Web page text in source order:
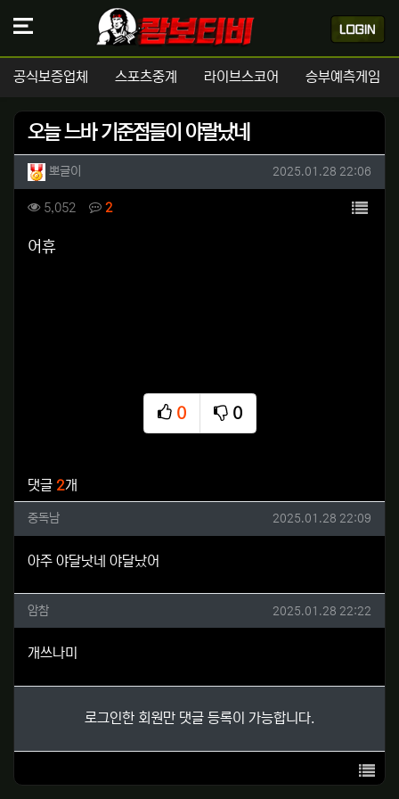
공식보증업체 스포츠중계 라이브스코어 승부예측게임
오늘 느바 기준점들이 야랄났네
작성자 정보
뽀글이 작성일
2025.01.28 22:06
컨텐츠 정보
5,052 조회 2댓글 목록
본문
어휴
0
추천
0
비추천
댓글 2개
중독남님의 댓글
중독남 작성일
2025.01.28 22:09
아주 야달낫네 야달났어
암참님의 댓글
암참 작성일
2025.01.28 22:22
개쓰나미
로그인한 회원만 댓글 등록이 가능합니다.
목록